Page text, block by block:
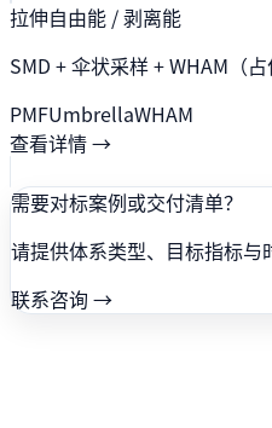
拉伸自由能 / 剥离能
SMD + 伞状采样 + WHAM（占
PMFUmbrellaWHAM
查看详情 →
需要对标案例或交付清单？
请提供体系类型、目标指标与
联系咨询 →